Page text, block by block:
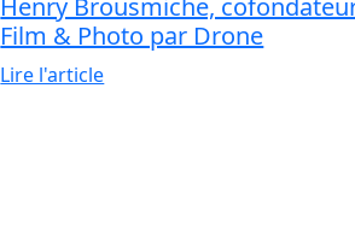
Henry Brousmiche,
Film & Photo par Drone
Lire l'article